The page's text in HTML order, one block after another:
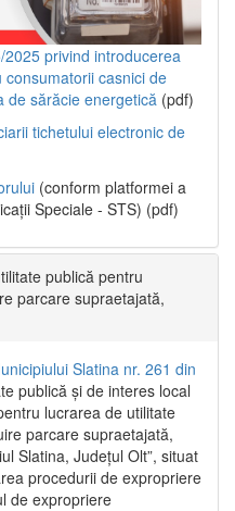
privind introducerea
casnici de
de sărăcie energetică (pdf)
tichetului electronic de
(conform platformei a
Speciale - STS) (pdf)
publică pentru
parcare supraetajată,
Slatina nr. 261 din
publică și de interes local
lucrarea de utilitate
parcare supraetajată,
Slatina, Județul Olt”, situat
procedurii de expropriere
de expropriere